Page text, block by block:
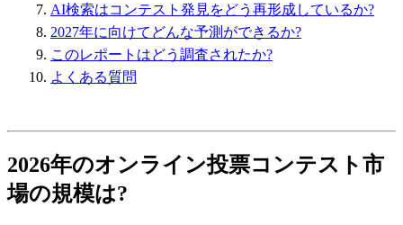
AI検索はコンテスト発見をどう再形成しているか?
2027年に向けてどんな予測ができるか?
このレポートはどう調査されたか?
よくある質問
2026年のオンライン投票コンテスト市
場の規模は?